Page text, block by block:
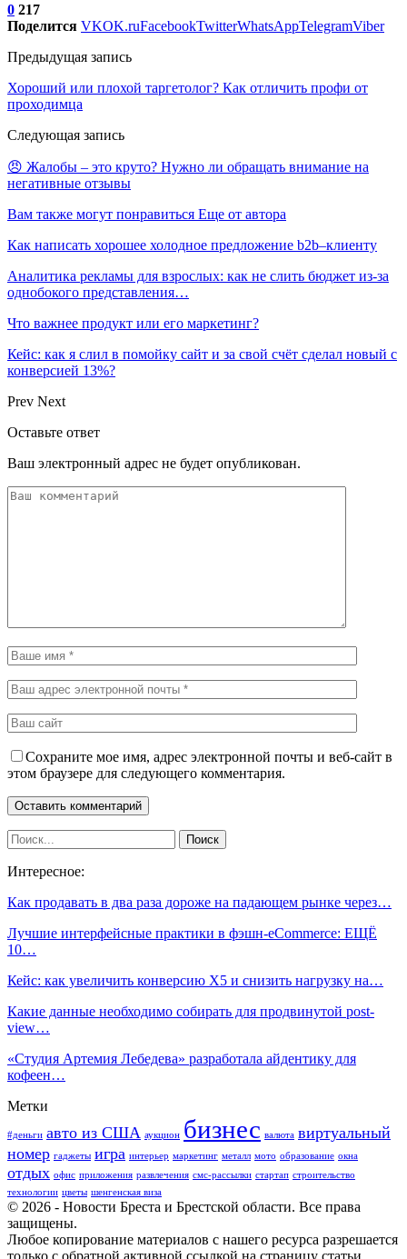
0 217
Поделится VKOK.ruFacebookTwitterWhatsAppTelegramViber
Предыдущая запись
Хороший или плохой таргетолог? Как отличить профи от
проходимца
Следующая запись
😠 Жалобы – это круто? Нужно ли обращать внимание на
негативные отзывы
Вам также могут понравиться Еще от автора
Как написать хорошее холодное предложение b2b–клиенту
Аналитика рекламы для взрослых: как не слить бюджет из-за
однобокого представления…
Что важнее продукт или его маркетинг?
Кейс: как я слил в помойку сайт и за свой счёт сделал новый с
конверсией 13%?
Prev Next
Оставьте ответ
Ваш электронный адрес не будет опубликован.
Сохраните мое имя, адрес электронной почты и веб-сайт в
этом браузере для следующего комментария.
Интересное:
Как продавать в два раза дороже на падающем рынке через…
Лучшие интерфейсные практики в фэшн-eCommerce: ЕЩЁ
10…
Кейс: как увеличить конверсию X5 и снизить нагрузку на…
Какие данные необходимо собирать для продвинутой post-
view…
«Студия Артемия Лебедева» разработала айдентику для
кофеен…
Метки
#деньги авто из США аукцион бизнес валюта виртуальный
номер гаджеты игра интерьер маркетинг металл мото образование окна
отдых офис приложения развлечения смс-рассылки стартап строительство
технологии цветы шенгенская виза
© 2026 - Новости Бреста и Брестской области. Все права
защищены.
Любое копирование материалов с нашего ресурса разрешается
только с обратной активной ссылкой на страницу статьи.